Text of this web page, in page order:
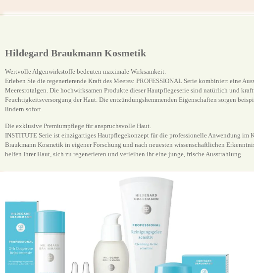
Hildegard Braukmann Kosmetik
Wertvolle Algenwirkstoffe bedeuten maximale Wirksamkeit.
Erleben Sie die regenerierende Kraft des Meeres: PROFESSIONAL Serie kombiniert eine
Meeresrotalgen. Die hochwirksamen Produkte dieser Hautpflegeserie sind natürlich und
Feuchtigkeitsversorgung der Haut. Die entzündungshemmenden Eigenschaften sorgen
lindern sofort.
Die exklusive Premiumpflege für anspruchsvolle Haut.
INSTITUTE Serie ist einzigartiges Hautpflegekonzept für die professionelle Anwendung
Braukmann Kosmetik in eigener Forschung und nach neuesten wissenschaftlichen
helfen Ihrer Haut, sich zu regenerieren und verleihen ihr eine junge, frische Ausstrahlung